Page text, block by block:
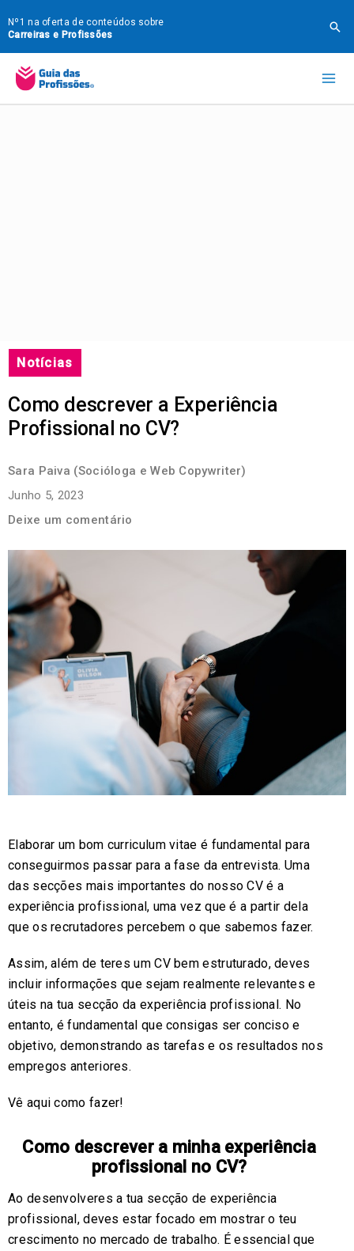
para
o
conteúdo
Nº1 na oferta de conteúdos sobre
Carreiras e Profissões
Notícias
Como descrever a Experiência
Profissional no CV?
Sara Paiva (Socióloga e Web Copywriter)
Junho 5, 2023
Deixe um comentário
Elaborar um bom curriculum vitae é fundamental para
conseguirmos passar para a fase da entrevista. Uma
das secções mais importantes do nosso CV é a
experiência profissional, uma vez que é a partir dela
que os recrutadores percebem o que sabemos fazer.
Assim, além de teres um CV bem estruturado, deves
incluir informações que sejam realmente relevantes e
úteis na tua secção da experiência profissional. No
entanto, é fundamental que consigas ser conciso e
objetivo, demonstrando as tarefas e os resultados nos
empregos anteriores.
Vê aqui como fazer!
Como descrever a minha experiência
profissional no CV?
Ao desenvolveres a tua secção de experiência
profissional, deves estar focado em mostrar o teu
crescimento no mercado de trabalho. É essencial que